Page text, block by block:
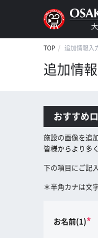
TOP 追加情報入
追加情
おすすめ
施設の画像を追
皆様からより多
下の項目にご記
＊半角カナは文
お名前(1)*